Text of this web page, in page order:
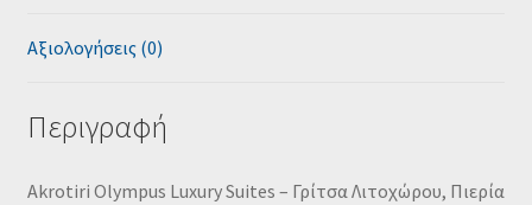
Αξιολογήσεις (0)
Περιγραφή
Akrotiri Olympus Luxury Suites – Γρίτσα Λιτοχώρου, Πιερία